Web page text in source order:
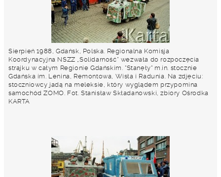
Sierpień 1988, Gdańsk, Polska. Regionalna Komisja
Koordynacyjna NSZZ „Solidarność” wezwała do rozpoczęcia
strajku w całym Regionie Gdańskim. "Stanęły" m.in. stocznie
Gdańska im. Lenina, Remontowa, Wisła i Radunia. Na zdjęciu:
stoczniowcy jadą na meleksie, który wyglądem przypomina
samochód ZOMO. Fot. Stanisław Składanowski, zbiory Ośrodka
KARTA